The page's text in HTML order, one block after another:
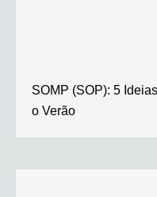
SOMP (SOP): 5
o Verão